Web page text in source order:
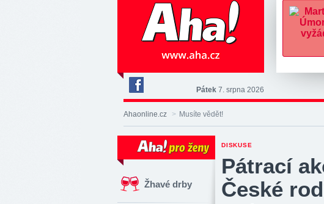
Deník
Aha!
na
Pátek 7. srpna 2026
Ahaonline.cz > Musíte vědět!
Žhavé drby
DISKUSE
Pátrací
České